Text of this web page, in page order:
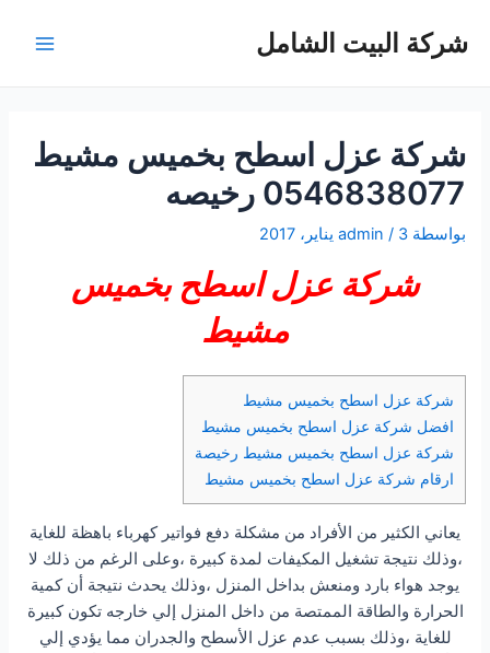
المحتوى
شركة البيت الشامل
شركة عزل اسطح بخميس مشيط
0546838077 رخيصه
بواسطة admin / 3 يناير، 2017
شركة عزل اسطح بخميس
مشيط
شركة عزل اسطح بخميس مشيط
افضل شركة عزل اسطح بخميس مشيط
شركة عزل اسطح بخميس مشيط رخيصة
ارقام شركة عزل اسطح بخميس مشيط
يعاني الكثير من الأفراد من مشكلة دفع فواتير كهرباء باهظة للغاية
،وذلك نتيجة تشغيل المكيفات لمدة كبيرة ،وعلى الرغم من ذلك لا
يوجد هواء بارد ومنعش بداخل المنزل ،وذلك يحدث نتيجة أن كمية
الحرارة والطاقة الممتصة من داخل المنزل إلي خارجه تكون كبيرة
للغاية ،وذلك بسبب عدم عزل الأسطح والجدران مما يؤدي إلي